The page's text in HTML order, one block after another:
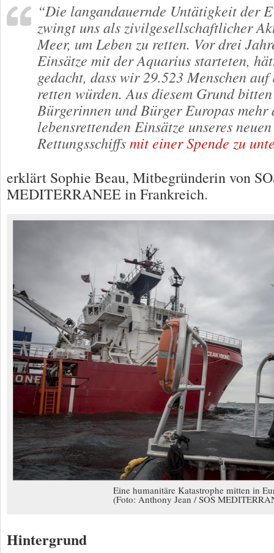
“Die langandauernde Untätigkeit der
zwingt uns als zivilgesellschaftlicher
Meer, um Leben zu retten. Vor drei
Einsätze mit der Aquarius starteten,
gedacht, dass wir 29.523 Menschen
retten würden. Aus diesem Grund
Bürgerinnen und Bürger Europas mehr
lebensrettenden Einsätze unseres
Rettungsschiffsmit einer Spende zu
erklärt Sophie Beau, Mitbegründerin von
MEDITERRANEE in Frankreich.
Eine humanitäre Katastrophe mitten in
(Foto: Anthony Jean / SOS
Hintergrund